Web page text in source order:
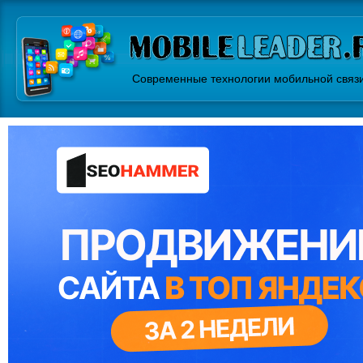
Современные технологии мобильной